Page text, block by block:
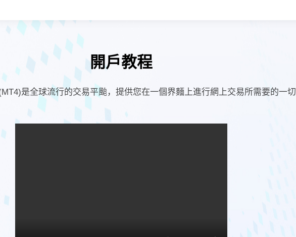
開戶教程
是全球流行的交易平颱，提供您在一個界麵上進行網上交易所需要的一切